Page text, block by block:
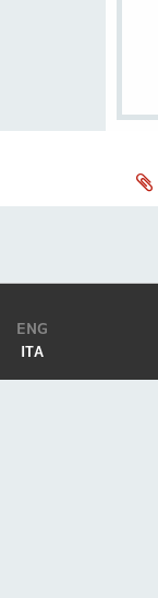
ENG
ITA